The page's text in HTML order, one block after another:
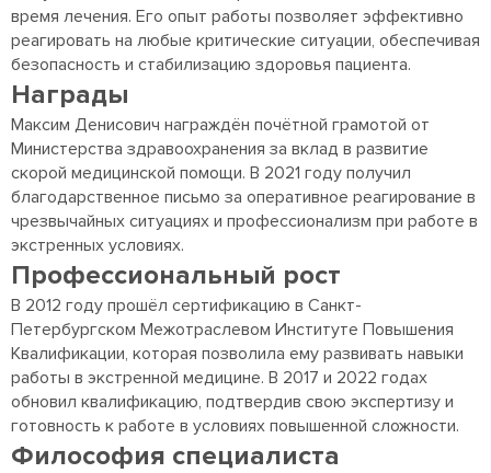
время лечения. Его опыт работы позволяет эффективно
реагировать на любые критические ситуации, обеспечивая
безопасность и стабилизацию здоровья пациента.
Награды
Максим Денисович награждён почётной грамотой от
Министерства здравоохранения за вклад в развитие
скорой медицинской помощи. В 2021 году получил
благодарственное письмо за оперативное реагирование в
чрезвычайных ситуациях и профессионализм при работе в
экстренных условиях.
Профессиональный рост
В 2012 году прошёл сертификацию в Санкт-
Петербургском Межотраслевом Институте Повышения
Квалификации, которая позволила ему развивать навыки
работы в экстренной медицине. В 2017 и 2022 годах
обновил квалификацию, подтвердив свою экспертизу и
готовность к работе в условиях повышенной сложности.
Философия специалиста